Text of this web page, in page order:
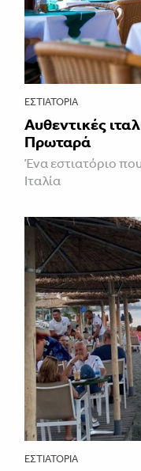
ΕΣΤΙΑΤΌΡΙΑ
Αυθεντικές
Πρωταρά
Ένα εστιατόριο
Ιταλία
ΕΣΤΙΑΤΌΡΙΑ